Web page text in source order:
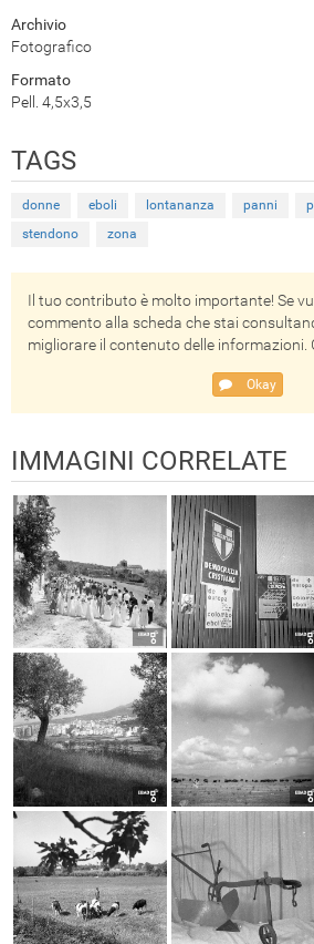
Archivio
Fotografico
Formato
Pell. 4,5x3,5
TAGS
donne eboli lontananza panni
stendono
zona
Il tuo contributo è molto importante! Se
commento alla scheda che stai
migliorare il contenuto delle informazioni.
Okay
IMMAGINI CORRELATE